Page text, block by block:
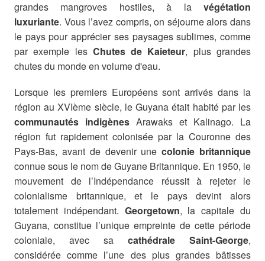
grandes mangroves hostiles, à la végétation
luxuriante. Vous l’avez compris, on séjourne alors dans
le pays pour apprécier ses paysages sublimes, comme
par exemple les Chutes de Kaieteur, plus grandes
chutes du monde en volume d'eau.
Lorsque les premiers Européens sont arrivés dans la
région au XVIème siècle, le Guyana était habité par les
communautés indigènes Arawaks et Kalinago. La
région fut rapidement colonisée par la Couronne des
Pays-Bas, avant de devenir unecolonie britannique
connue sous le nom de Guyane Britannique. En 1950, le
mouvement de l’Indépendance réussit à rejeter le
colonialisme britannique, et le pays devint alors
totalement indépendant. Georgetown, la capitale du
Guyana, constitue l’unique empreinte de cette période
coloniale, avec sa cathédrale Saint-George,
considérée comme l’une des plus grandes bâtisses